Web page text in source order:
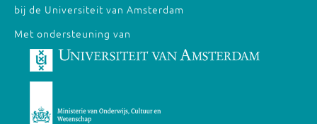
bij de Universiteit van Amsterdam
Met ondersteuning van